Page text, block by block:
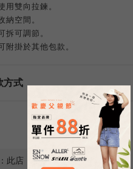
用雙向拉鍊。
納空間。
拆可調節。
附掛於其他包款。
方式